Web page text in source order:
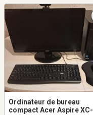
Ordinateur de bureau
compact Acer Aspire XC-